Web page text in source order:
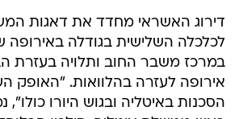
דירוג האשראי מחדד את דאגות
לכלכלה השלישית בגודלה
במרכז משבר החוב ותלויה בעזרת
אירופה לעזרה בהלוואות. "האופק
הסכנות באיטליה ובגוש היורו כולו",